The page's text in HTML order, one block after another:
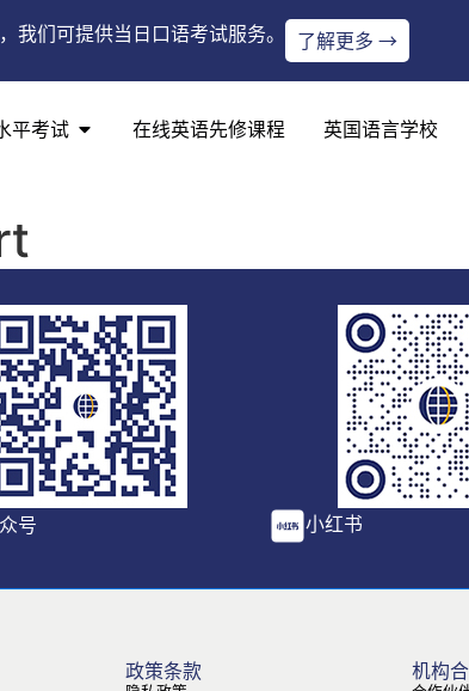
我们可提供当日口语考试服务。 了解更多 →
平考试 在线英语先修课程 英国语言学校
号 小红书
政策条款 机构